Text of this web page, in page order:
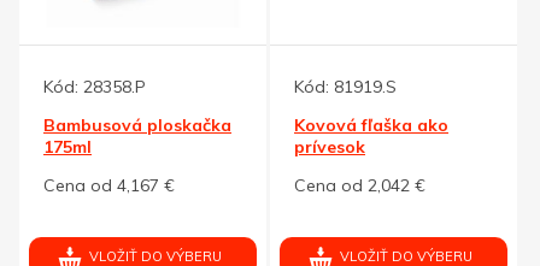
Kód: 28358.P
Bambusová ploskačka
175ml
Cena od 4,167 €
VLOŽIŤ DO VÝBERU
Kód: 81919.S
Kovová fľaška ako
prívesok
Cena od 2,042 €
VLOŽIŤ DO VÝBERU